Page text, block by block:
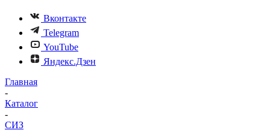
Вконтакте
Telegram
YouTube
Яндекс.Дзен
Главная
-
Каталог
-
СИЗ